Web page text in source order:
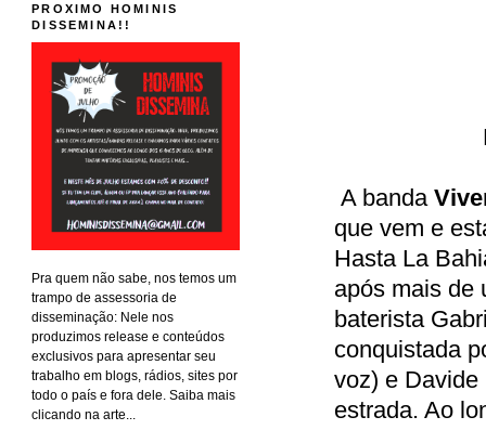
A banda
que vem e
Hasta La
após mais de
baterista
conquistada
voz) e Davide
estrada. Ao
PROXIMO HOMINIS
DISSEMINA!!
Pra quem não sabe, nos temos um
trampo de assessoria de
disseminação: Nele nos
produzimos release e conteúdos
exclusivos para apresentar seu
trabalho em blogs, rádios, sites por
todo o país e fora dele. Saiba mais
clicando na arte...